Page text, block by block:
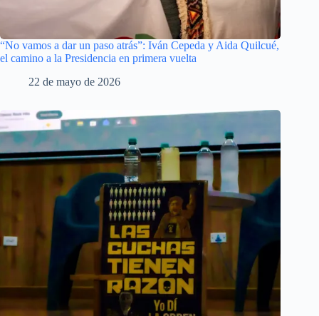
“No vamos a dar un paso atrás”: Iván Cepeda y Aida Quilcué,
el camino a la Presidencia en primera vuelta
22 de mayo de 2026